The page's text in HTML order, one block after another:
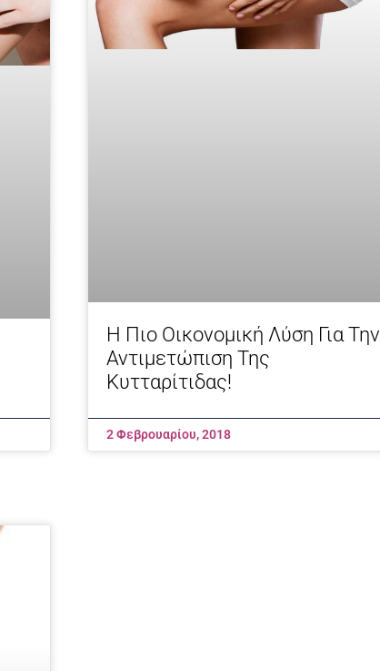
Η Πιο Οικονομική Λύση Για Την
Αντιμετώπιση Της
Κυτταρίτιδας!
2 Φεβρουαρίου, 2018